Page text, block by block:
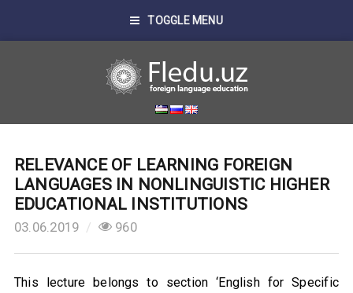
TOGGLE MENU
RELEVANCE OF LEARNING FOREIGN
LANGUAGES IN NONLINGUISTIC HIGHER
EDUCATIONAL INSTITUTIONS
03.06.2019 960
This lecture belongs to section ‘English for Specific